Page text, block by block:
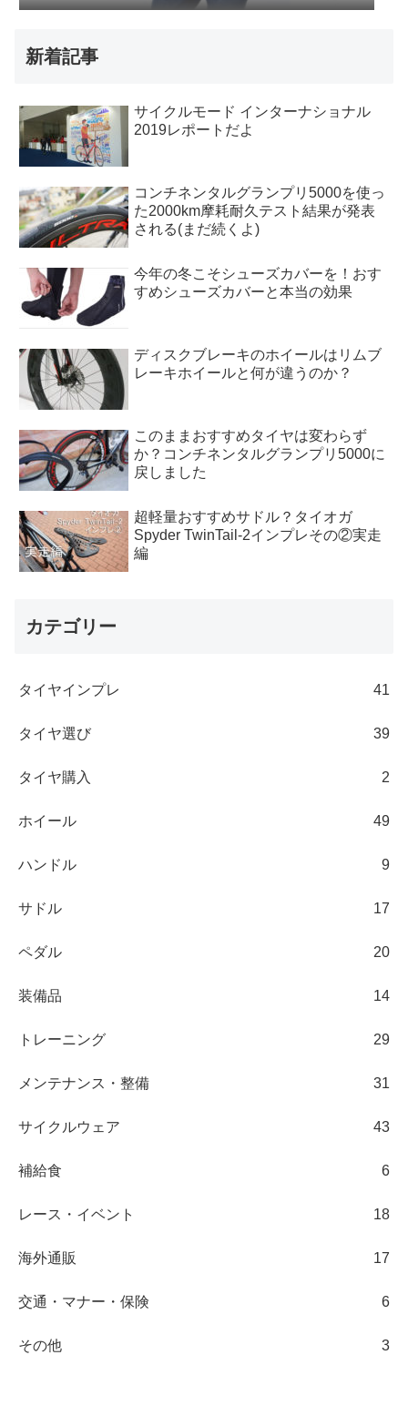
新着記事
サイクルモード インターナショナル
2019レポートだよ
コンチネンタルグランプリ5000を使っ
た2000km摩耗耐久テスト結果が発表
される(まだ続くよ)
今年の冬こそシューズカバーを！おす
すめシューズカバーと本当の効果
ディスクブレーキのホイールはリムブ
レーキホイールと何が違うのか？
このままおすすめタイヤは変わらず
か？コンチネンタルグランプリ5000に
戻しました
超軽量おすすめサドル？タイオガ
Spyder TwinTail-2インプレその②実走
編
カテゴリー
タイヤインプレ 41
タイヤ選び 39
タイヤ購入 2
ホイール 49
ハンドル 9
サドル 17
ペダル 20
装備品 14
トレーニング 29
メンテナンス・整備 31
サイクルウェア 43
補給食 6
レース・イベント 18
海外通販 17
交通・マナー・保険 6
その他 3